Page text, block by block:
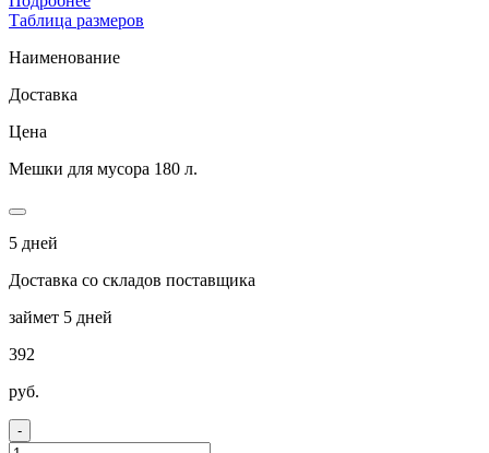
Таблица размеров
Наименование
Доставка
Цена
Мешки для мусора 180 л.
5 дней
Доставка со складов поставщика
займет 5 дней
392
руб.
-